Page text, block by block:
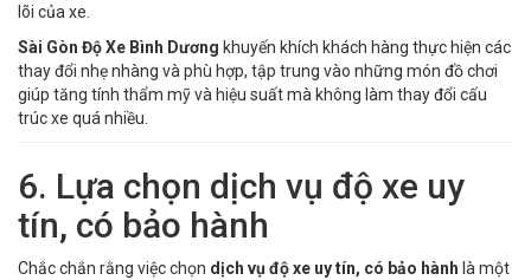
lõi của xe.
Sài Gòn Độ Xe Bình Dương khuyến khích khách hàng thực hiện các
thay đổi nhẹ nhàng và phù hợp, tập trung vào những món đồ chơi
giúp tăng tính thẩm mỹ và hiệu suất mà không làm thay đổi cấu
trúc xe quá nhiều.
6. Lựa chọn dịch vụ độ xe uy
tín, có bảo hành
Chắc chắn rằng việc chọn dịch vụ độ xe uy tín, có bảo hành là một